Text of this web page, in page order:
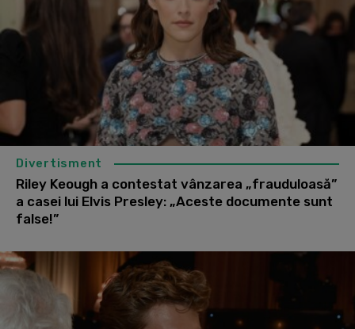
Divertisment
Riley Keough a contestat vânzarea „frauduloasă”
a casei lui Elvis Presley: „Aceste documente sunt
false!”